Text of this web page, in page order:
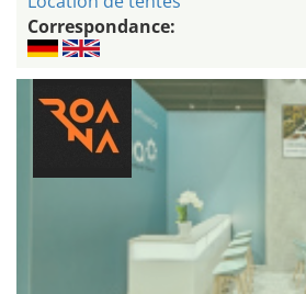
Correspondance: